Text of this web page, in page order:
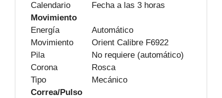
Calendario
Fecha a las 3 horas
Movimiento
Energía
Automático
Movimiento
Orient Calibre F6922
Pila
No requiere (automático)
Corona
Rosca
Tipo
Mecánico
Correa/Pulso